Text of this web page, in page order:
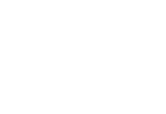
variable entre 1Hz et
vitesse à l'autre. Votre écran
et pas rapidement lorsqu'il
pourrait se porter sur le Google